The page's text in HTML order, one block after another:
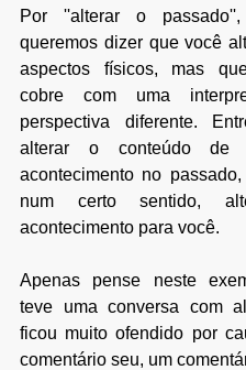
Por ''alterar o
queremos dizer que você
aspectos físicos, mas
cobre com uma
perspectiva diferente.
alterar o conteúdo de
acontecimento no
num certo sentido,
acontecimento para você.
Apenas pense neste
teve uma conversa com
ficou muito ofendido por
comentário seu, um